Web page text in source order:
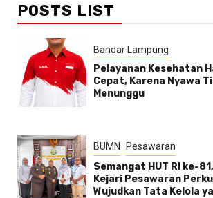
POSTS LIST
Bandar Lampung
Pelayanan Kesehatan
Cepat, Karena Nyawa
Menunggu
BUMN Pesawaran
Semangat HUT RI ke-
Kejari Pesawaran
Wujudkan Tata Kelola